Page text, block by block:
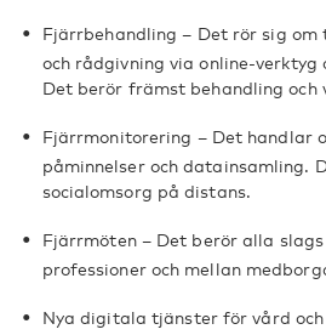
Fjärrbehandling – Det rör sig om
och rådgivning via online-verktyg
Det berör främst behandling och
Fjärrmonitorering – Det handlar
påminnelser och datainsamling.
socialomsorg på distans.
Fjärrmöten – Det berör alla
professioner och mellan
Nya digitala tjänster för vård